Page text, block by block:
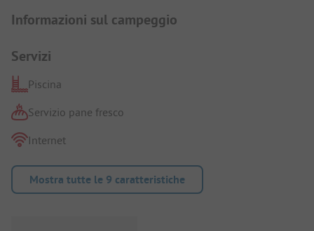
Informazioni sul campeggio
Servizi
Piscina
Servizio pane fresco
Internet
Mostra tutte le 9 caratteristiche